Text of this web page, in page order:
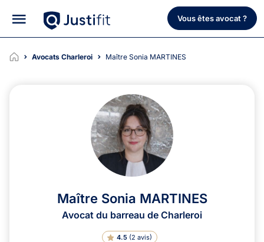
Vous êtes avocat ?
Avocats Charleroi Maître Sonia MARTINES
Maître Sonia MARTINES
Avocat du barreau de Charleroi
4.5 (2 avis)